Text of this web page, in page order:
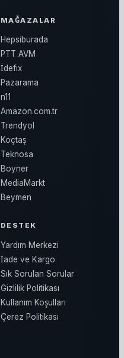
MAĞAZALAR
Hepsiburada
PTT AVM
İdefix
Pazarama
n11
Amazon.com.tr
Trendyol
Koçtaş
Teknosa
Boyner
MediaMarkt
Beymen
DESTEK
Yardım Merkezi
İade ve Kargo
Sık Sorulan Sorular
Gizlilik Politikası
Kullanım Koşulları
Çerez Politikası